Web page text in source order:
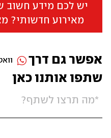
יש לכם מידע חשוב
מאירוע חדשותי?
שתפו אותנו כאן
אפשר גם דרך